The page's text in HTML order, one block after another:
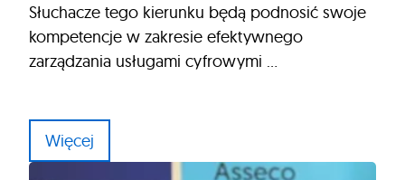
Słuchacze tego kierunku będą podnosić swoje
kompetencje w zakresie efektywnego
zarządzania usługami cyfrowymi …
Więcej